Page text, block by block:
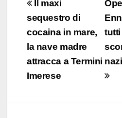
Navigazione
articoli
Il maxi
sequestro di
cocaina in mare,
la nave madre
attracca a Termini
Imerese